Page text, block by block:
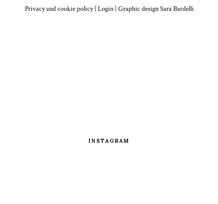
Privacy and cookie policy| Login| Graphic designSara Bardelli
INSTAGRAM